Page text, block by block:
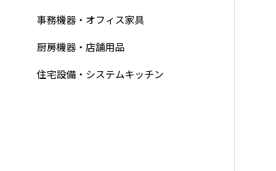
事務機器・オフィス家具
厨房機器・店舗用品
住宅設備・システムキッチン